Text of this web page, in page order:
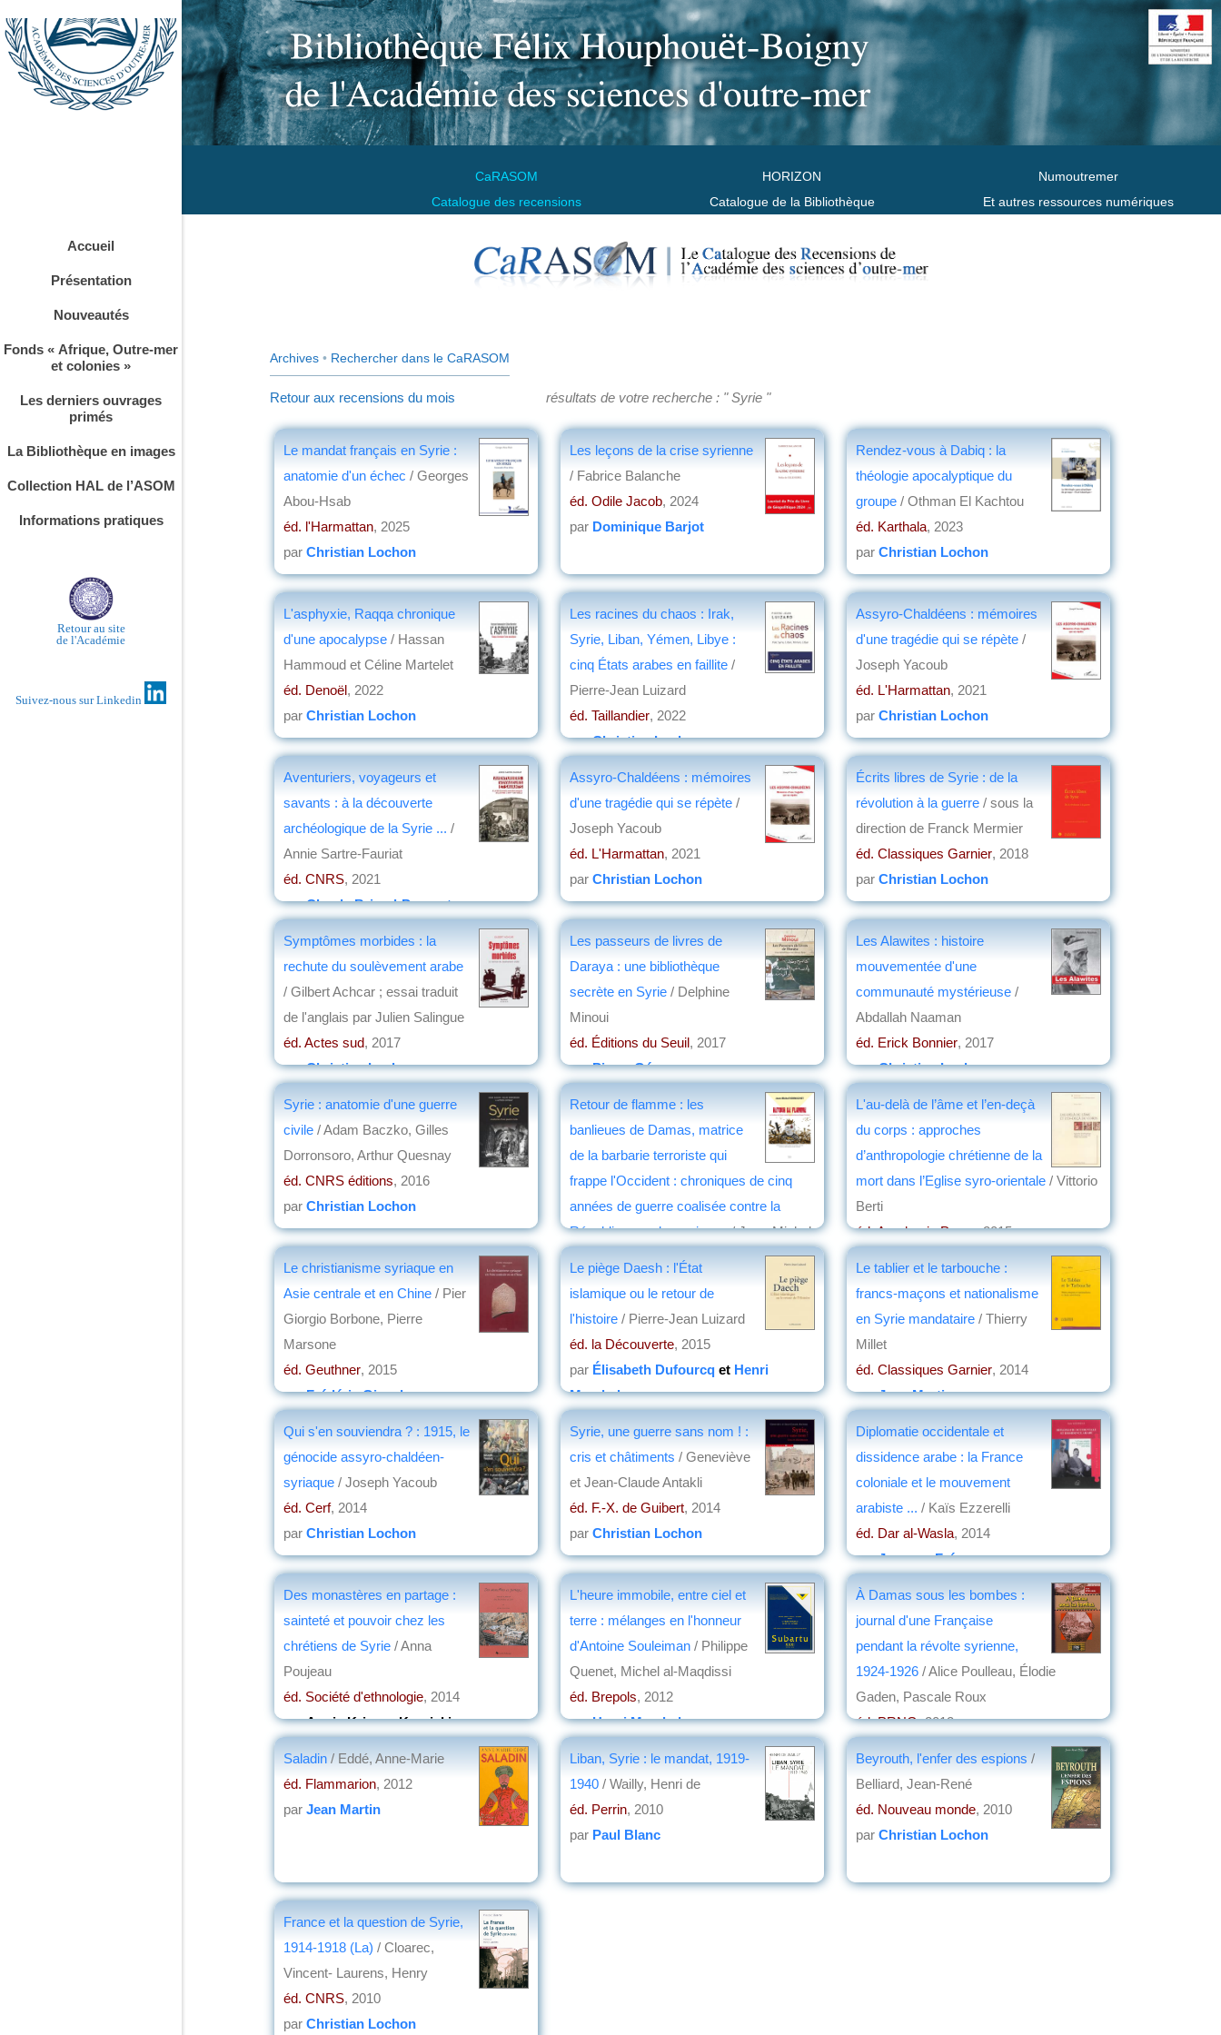
CaRASOM
Catalogue des recensions
HORIZON
Catalogue de la Bibliothèque
Numoutremer
Et autres ressources numériques
Accueil
Présentation
Nouveautés
Fonds « Afrique, Outre-mer
et colonies »
Les derniers ouvrages
primés
La Bibliothèque en images
Collection HAL de l’ASOM
Informations pratiques
Retour au site
de l'Académie
Suivez-nous sur Linkedin
Archives • Rechercher dans le CaRASOM
Retour aux recensions du mois résultats de votre recherche : " Syrie "
Le mandat français en Syrie :
anatomie d'un échec / Georges
Abou-Hsab
éd. l'Harmattan, 2025
par Christian Lochon
Les leçons de la crise syrienne
/ Fabrice Balanche
éd. Odile Jacob, 2024
par Dominique Barjot
Rendez-vous à Dabiq : la
théologie apocalyptique du
groupe / Othman El Kachtou
éd. Karthala, 2023
par Christian Lochon
L'asphyxie, Raqqa chronique
d'une apocalypse / Hassan
Hammoud et Céline Martelet
éd. Denoël, 2022
par Christian Lochon
Les racines du chaos : Irak,
Syrie, Liban, Yémen, Libye :
cinq États arabes en faillite /
Pierre-Jean Luizard
éd. Taillandier, 2022
parChristian Lochon
Assyro-Chaldéens : mémoires
d'une tragédie qui se répète /
Joseph Yacoub
éd. L'Harmattan, 2021
par Christian Lochon
Aventuriers, voyageurs et
savants : à la découverte
archéologique de la Syrie ... /
Annie Sartre-Fauriat
éd. CNRS, 2021
parClaude Briand-Ponsart
Assyro-Chaldéens : mémoires
d'une tragédie qui se répète /
Joseph Yacoub
éd. L'Harmattan, 2021
par Christian Lochon
Écrits libres de Syrie : de la
révolution à la guerre / sous la
direction de Franck Mermier
éd. Classiques Garnier, 2018
par Christian Lochon
Symptômes morbides : la
rechute du soulèvement arabe
/ Gilbert Achcar ; essai traduit
de l'anglais par Julien Salingue
éd. Actes sud, 2017
parChristian Lochon
Les passeurs de livres de
Daraya : une bibliothèque
secrète en Syrie / Delphine
Minoui
éd. Éditions du Seuil, 2017
parPierre Gény
Les Alawites : histoire
mouvementée d'une
communauté mystérieuse /
Abdallah Naaman
éd. Erick Bonnier, 2017
parChristian Lochon
Syrie : anatomie d'une guerre
civile / Adam Baczko, Gilles
Dorronsoro, Arthur Quesnay
éd. CNRS éditions, 2016
par Christian Lochon
Retour de flamme : les
banlieues de Damas, matrice
de la barbarie terroriste qui
frappe l'Occident : chroniques de cinq
années de guerre coalisée contre la
République arabe syrienne/ Jean-Michel
L'au-delà de l’âme et l’en-deçà
du corps : approches
d’anthropologie chrétienne de la
mort dans l’Eglise syro-orientale / Vittorio
Berti
éd. Academic Press, 2015
Le christianisme syriaque en
Asie centrale et en Chine / Pier
Giorgio Borbone, Pierre
Marsone
éd. Geuthner, 2015
parFrédéric Girard
Le piège Daesh : l'État
islamique ou le retour de
l'histoire / Pierre-Jean Luizard
éd. la Découverte, 2015
par Élisabeth Dufourcq et Henri
Marchal
Le tablier et le tarbouche :
francs-maçons et nationalisme
en Syrie mandataire / Thierry
Millet
éd. Classiques Garnier, 2014
parJean Martin
Qui s'en souviendra ? : 1915, le
génocide assyro-chaldéen-
syriaque / Joseph Yacoub
éd. Cerf, 2014
par Christian Lochon
Syrie, une guerre sans nom ! :
cris et châtiments / Geneviève
et Jean-Claude Antakli
éd. F.-X. de Guibert, 2014
par Christian Lochon
Diplomatie occidentale et
dissidence arabe : la France
coloniale et le mouvement
arabiste ... / Kaïs Ezzerelli
éd. Dar al-Wasla, 2014
parJacques Frémeaux
Des monastères en partage :
sainteté et pouvoir chez les
chrétiens de Syrie / Anna
Poujeau
éd. Société d'ethnologie, 2014
parAnnie Krieger-Krynicki
L'heure immobile, entre ciel et
terre : mélanges en l'honneur
d'Antoine Souleiman / Philippe
Quenet, Michel al-Maqdissi
éd. Brepols, 2012
parHenri Marchal
À Damas sous les bombes :
journal d'une Française
pendant la révolte syrienne,
1924-1926 / Alice Poulleau, Élodie
Gaden, Pascale Roux
éd. PRNG, 2012
Saladin / Eddé, Anne-Marie
éd. Flammarion, 2012
par Jean Martin
Liban, Syrie : le mandat, 1919-
1940 / Wailly, Henri de
éd. Perrin, 2010
par Paul Blanc
Beyrouth, l'enfer des espions /
Belliard, Jean-René
éd. Nouveau monde, 2010
par Christian Lochon
France et la question de Syrie,
1914-1918 (La) / Cloarec,
Vincent- Laurens, Henry
éd. CNRS, 2010
par Christian Lochon